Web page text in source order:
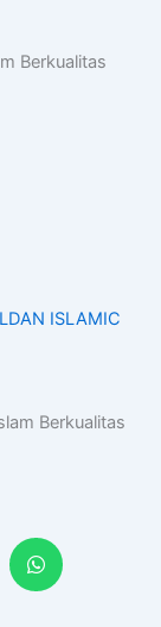
Berkualitas
ISLAMIC
Berkualitas